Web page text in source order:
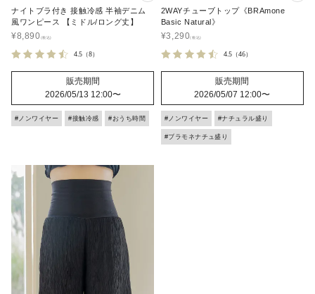
ナイトブラ付き 接触冷感 半袖デニム
風ワンピース 【ミドル/ロング丈】
¥8,890
4.5 （8）
販売期間
2026/05/13 12:00〜
#ノンワイヤー #接触冷感 #おうち時間
2WAYチューブトップ《BRAmone
Basic Natural》
¥3,290
4.5（46）
販売期間
2026/05/07 12:00〜
#ノンワイヤー #ナチュラル盛り
#ブラモネナチュ盛り